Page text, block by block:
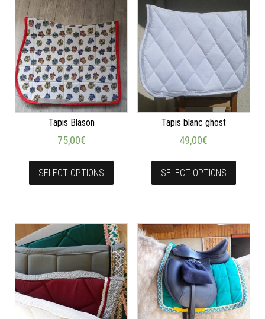
Tapis Blason
75,00€
SELECT OPTIONS
Tapis blanc ghost
49,00€
SELECT OPTIONS